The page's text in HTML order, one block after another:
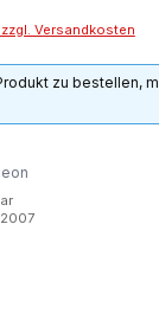
Versandkosten
zu bestellen,